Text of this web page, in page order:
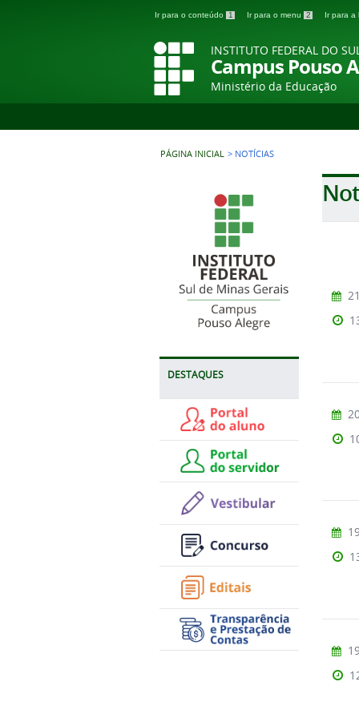
Ir para o conteúdo 1 Ir para o menu 2 Ir para a
INSTITUTO FEDERAL DO
Campus Pouso
Ministério da Educação
PÁGINA INICIAL > NOTÍCIAS
DESTAQUES